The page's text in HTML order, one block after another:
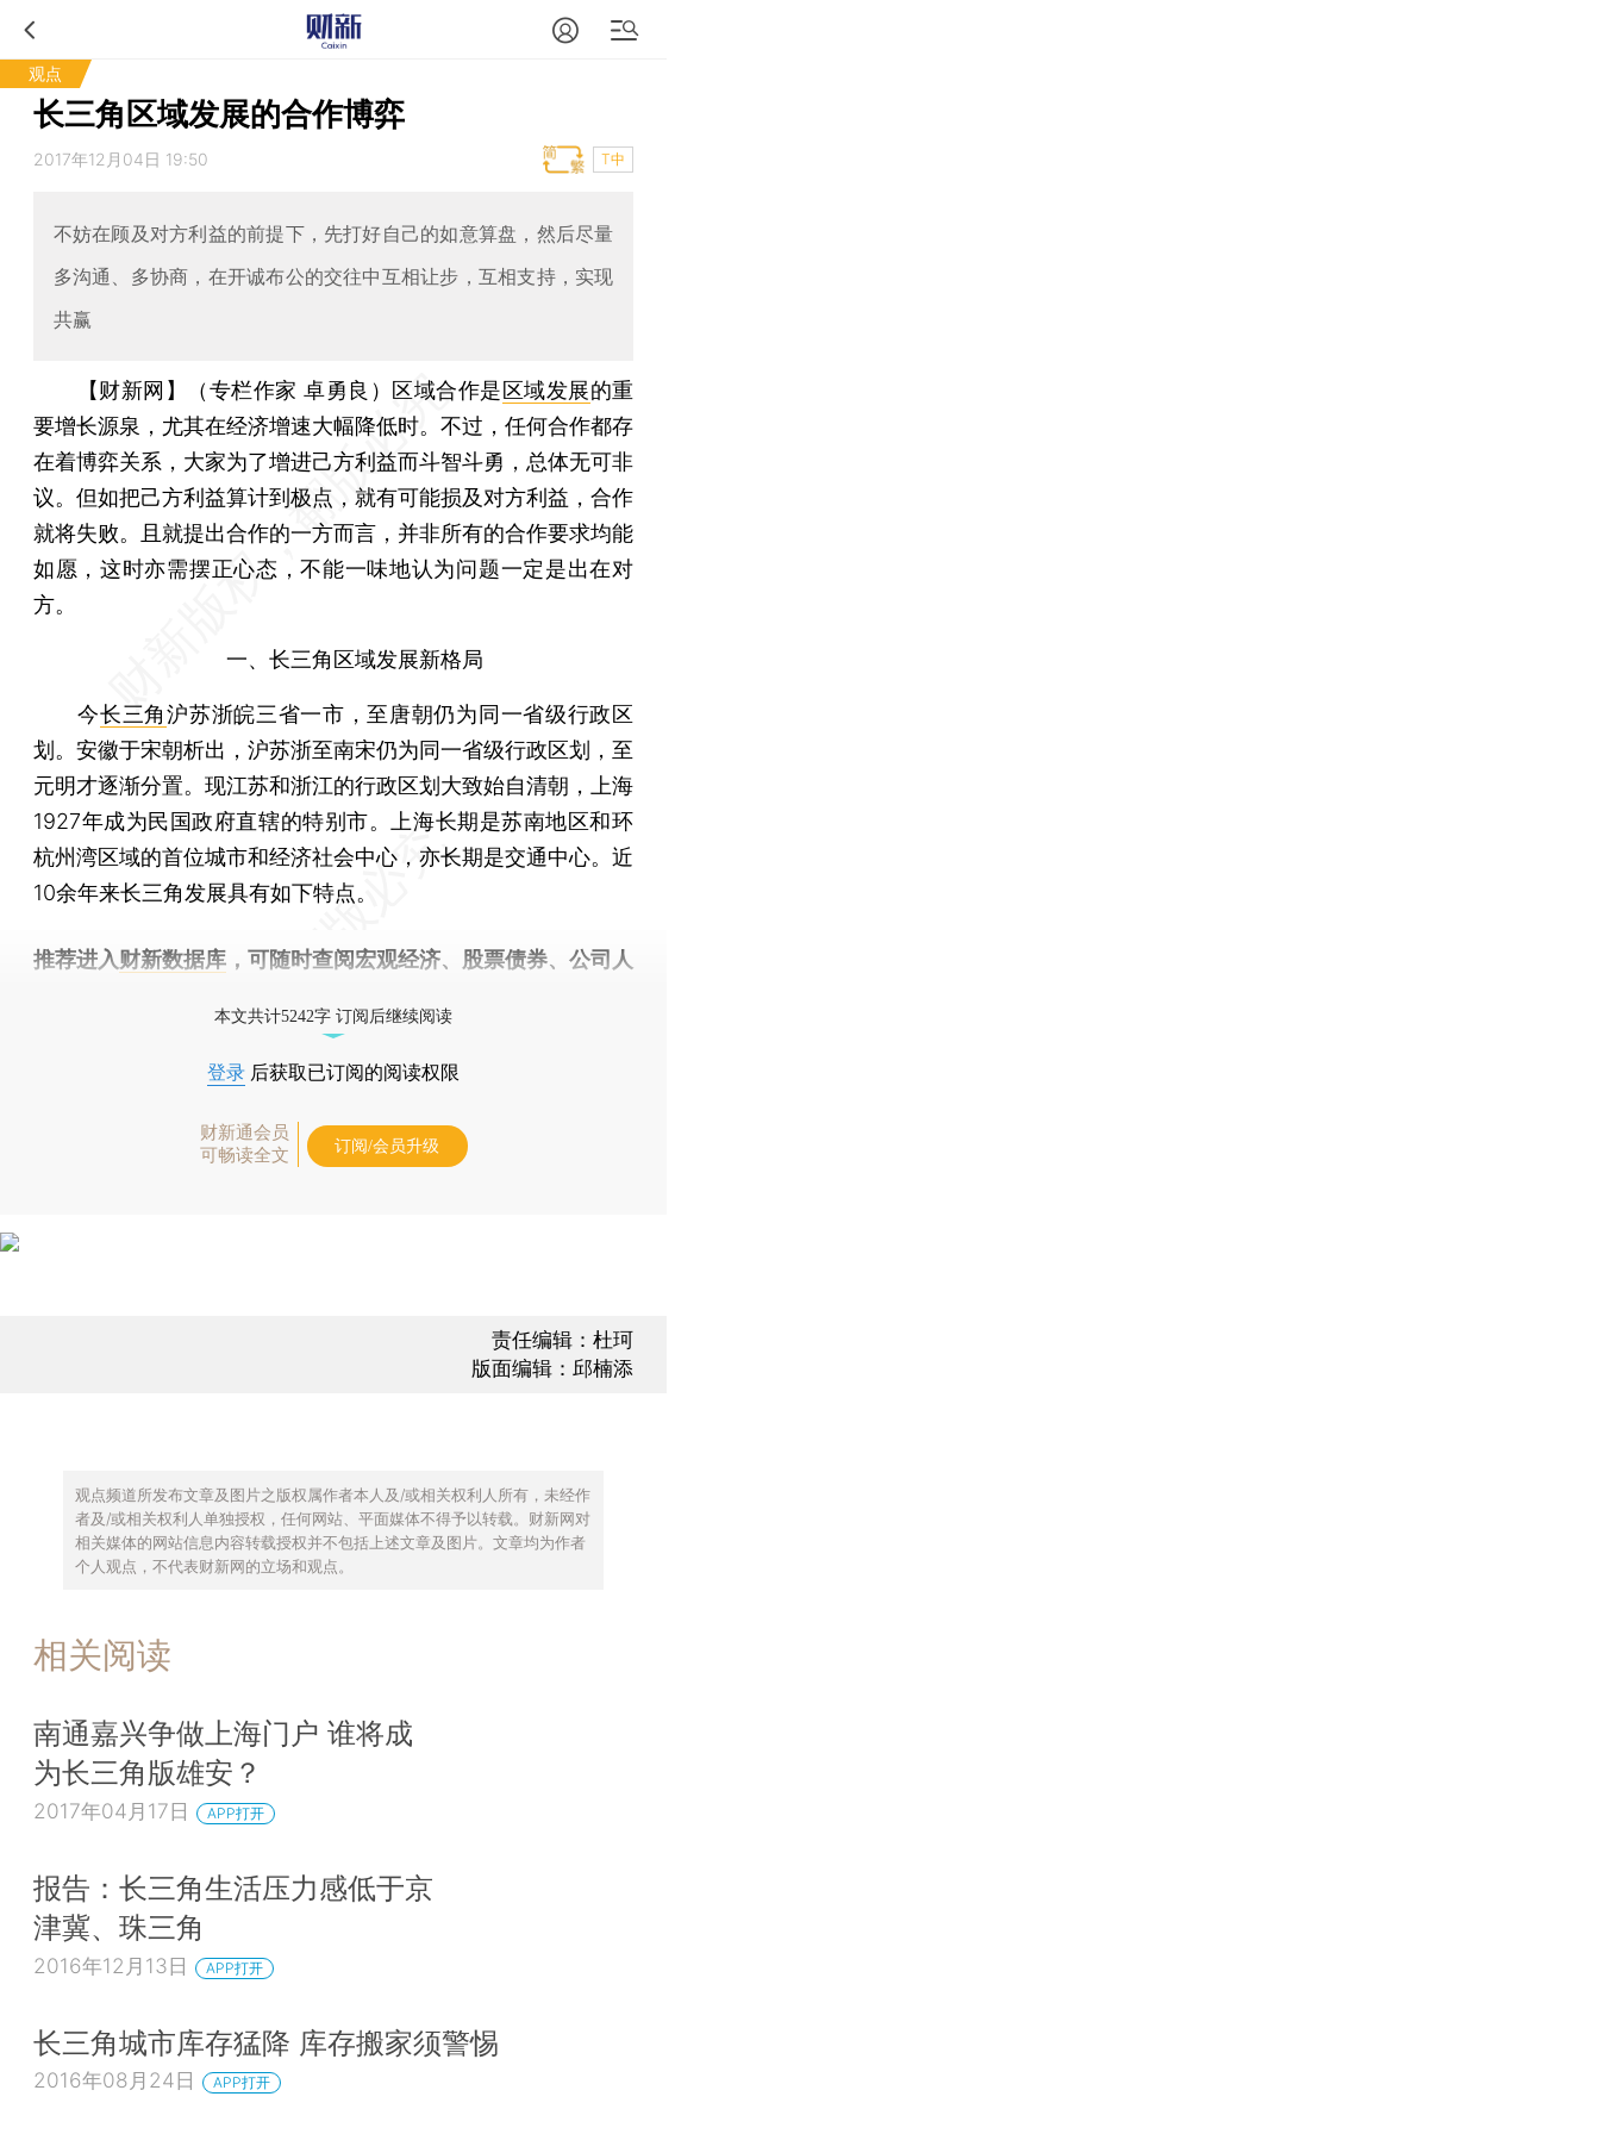
观点
长三角区域发展的合作博弈
2017年12月04日 19:50 T中
不妨在顾及对方利益的前提下，先打好自己的如意算盘，然后尽量
多沟通、多协商，在开诚布公的交往中互相让步，互相支持，实现
共赢
【财新网】（专栏作家 卓勇良） 区域合作是区域发展的重
要增长源泉，尤其在经济增速大幅降低时。不过，任何合作都存
在着博弈关系，大家为了增进己方利益而斗智斗勇，总体无可非
议。但如把己方利益算计到极点，就有可能损及对方利益，合作
就将失败。且就提出合作的一方而言，并非所有的合作要求均能
如愿，这时亦需摆正心态，不能一味地认为问题一定是出在对
方。
一、长三角区域发展新格局
今长三角沪苏浙皖三省一市，至唐朝仍为同一省级行政区
划。安徽于宋朝析出，沪苏浙至南宋仍为同一省级行政区划，至
元明才逐渐分置。现江苏和浙江的行政区划大致始自清朝，上海
1927年成为民国政府直辖的特别市。上海长期是苏南地区和环
杭州湾区域的首位城市和经济社会中心，亦长期是交通中心。近
10余年来长三角发展具有如下特点。
推荐进入财新数据库 ，可随时查阅宏观经济、股票债券、公司人
本文共计5242字 订阅后继续阅读
登录 后获取已订阅的阅读权限
财新通会员
可畅读全文
订阅/会员升级
责任编辑：杜珂
版面编辑：邱楠添
观点频道所发布文章及图片之版权属作者本人及/或相关权利人所有，未经作
者及/或相关权利人单独授权，任何网站、平面媒体不得予以转载。财新网对
相关媒体的网站信息内容转载授权并不包括上述文章及图片。文章均为作者
个人观点，不代表财新网的立场和观点。
相关阅读
南通嘉兴争做上海门户 谁将成
为长三角版雄安？
2017年04月17日 APP打开
报告：长三角生活压力感低于京
津冀、珠三角
2016年12月13日 APP打开
长三角城市库存猛降 库存搬家须警惕
2016年08月24日 APP打开